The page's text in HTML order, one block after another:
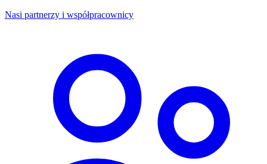
Nasi partnerzy i współpracownicy